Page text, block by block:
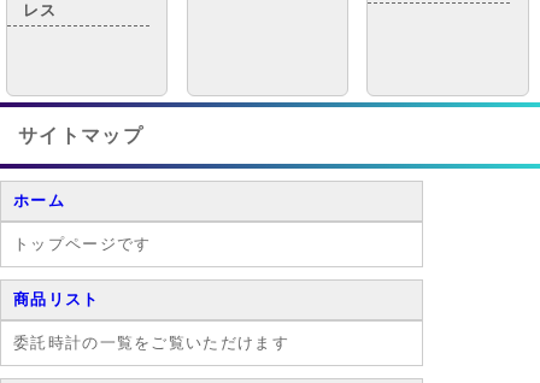
レス
サイトマップ
ホーム
トップページです
商品リスト
委託時計の一覧をご覧いただけます